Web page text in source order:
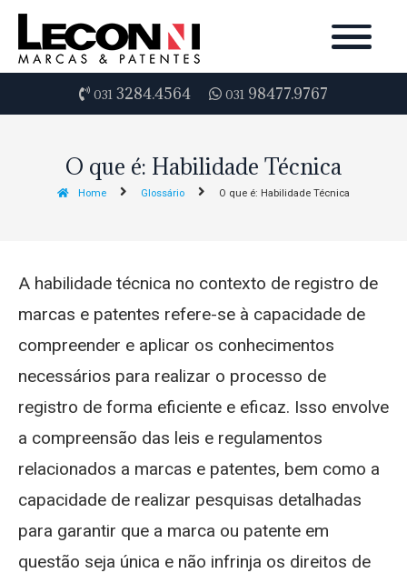
031 3284.4564 031 98477.9767
O que é: Habilidade Técnica
Home Glossário O que é: Habilidade Técnica
A habilidade técnica no contexto de registro de
marcas e patentes refere-se à capacidade de
compreender e aplicar os conhecimentos
necessários para realizar o processo de
registro de forma eficiente e eficaz. Isso envolve
a compreensão das leis e regulamentos
relacionados a marcas e patentes, bem como a
capacidade de realizar pesquisas detalhadas
para garantir que a marca ou patente em
questão seja única e não infrinja os direitos de